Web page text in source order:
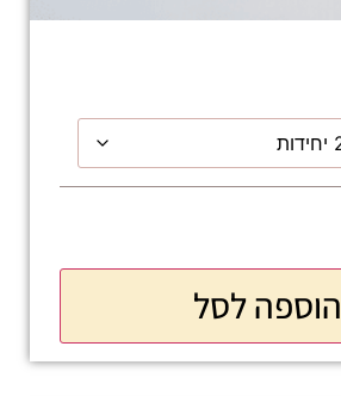
הוספה לסל